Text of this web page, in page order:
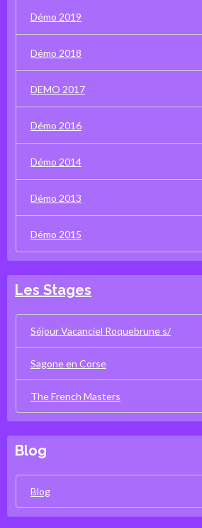
Démo 2019
Démo 2018
DEMO 2017
Démo 2016
Démo 2014
Démo 2013
Démo 2015
Les Stages
Séjour Vacanciel Roquebrune s/
Sagone en Corse
The French Masters
Blog
Blog